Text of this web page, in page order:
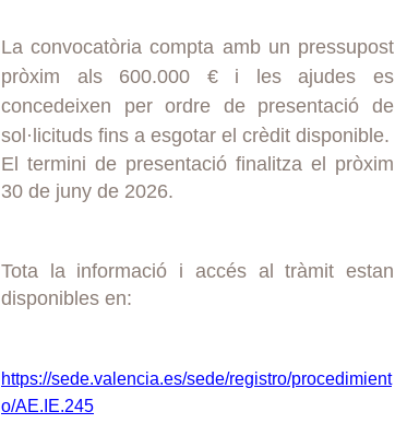
La convocatòria compta amb un pressupost
pròxim als 600.000 € i les ajudes es
concedeixen per ordre de presentació de
sol·licituds fins a esgotar el crèdit disponible.
El termini de presentació finalitza el pròxim
30 de juny de 2026.
Tota la informació i accés al tràmit estan
disponibles en:
https://sede.valencia.es/sede/registro/procedimient
o/AE.IE.245